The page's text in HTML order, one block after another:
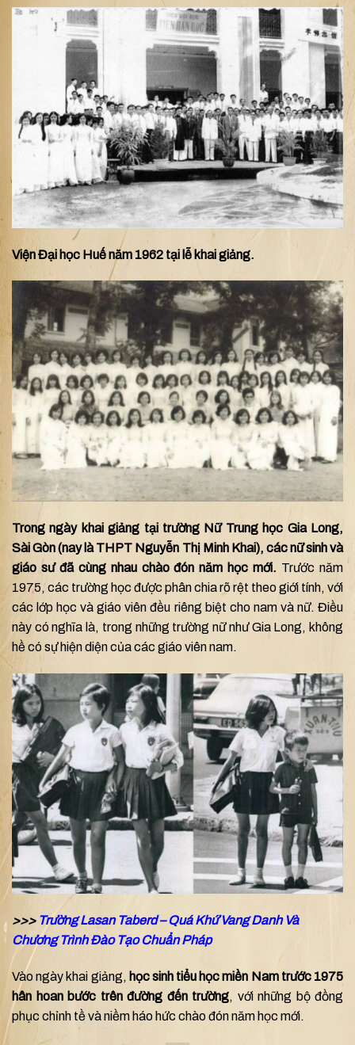
Viện Đại học Huế năm 1962 tại lễ khai giảng.
Trong ngày khai giảng tại trường Nữ Trung học Gia Long,
Sài Gòn (nay là THPT Nguyễn Thị Minh Khai), các nữ sinh và
giáo sư đã cùng nhau chào đón năm học mới. Trước năm
1975, các trường học được phân chia rõ rệt theo giới tính, với
các lớp học và giáo viên đều riêng biệt cho nam và nữ. Điều
này có nghĩa là, trong những trường nữ như Gia Long, không
hề có sự hiện diện của các giáo viên nam.
>>> Trường Lasan Taberd – Quá Khứ Vang Danh Và
Chương Trình Đào Tạo Chuẩn Pháp
Vào ngày khai giảng, học sinh tiểu học miền Nam trước 1975
hân hoan bước trên đường đến trường, với những bộ đồng
phục chỉnh tề và niềm háo hức chào đón năm học mới.